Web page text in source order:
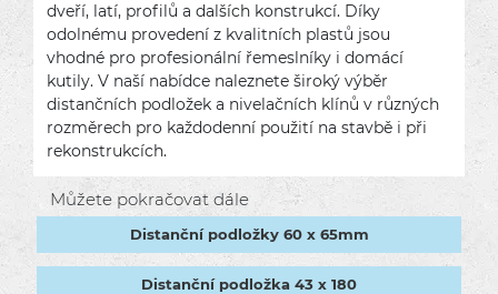
dveří, latí, profilů a dalších konstrukcí. Díky
odolnému provedení z kvalitních plastů jsou
vhodné pro profesionální řemeslníky i domácí
kutily. V naší nabídce naleznete široký výběr
distančních podložek a nivelačních klínů v různých
rozměrech pro každodenní použití na stavbě i při
rekonstrukcích.
Můžete pokračovat dále
Distanční podložky 60 x 65mm
Distanční podložka 43 x 180